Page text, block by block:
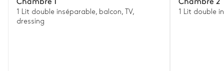
1 Lit double inséparable, balcon, TV,
dressing
1 Lit double